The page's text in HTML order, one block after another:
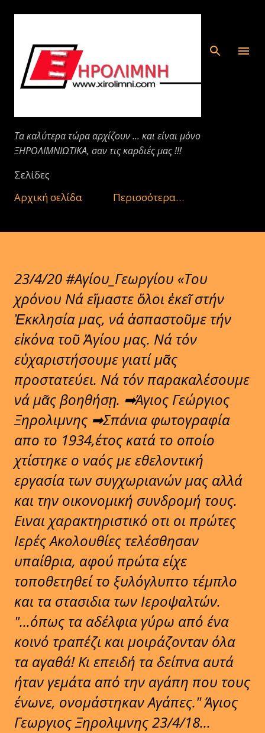
Μετάβαση στο κύριο περιεχόμενο
Τα καλύτερα τώρα αρχίζουν ... και είναι μόνο
ΞΗΡΟΛΙΜΝΙΩΤΙΚΑ, σαν τις καρδιές μας !!!
Σελίδες
Αρχική σελίδα
Περισσότερα…
23/4/20 #Αγίου_Γεωργίου «Του
χρόνου Νά εἴμαστε ὅλοι ἐκεῖ στήν
Ἐκκλησία μας, νά ἀσπαστοῦμε τήν
εἰκόνα τοῦ Ἁγίου μας. Νά τόν
εὐχαριστήσουμε γιατί μᾶς
προστατεύει. Νά τόν παρακαλέσουμε
νά μᾶς βοηθήσῃ. ➡Άγιος Γεώργιος
Ξηρολιμνης ➡Σπάνια φωτογραφία
απο το 1934,έτος κατά το οποίο
χτίστηκε ο ναός με εθελοντική
εργασία των συγχωριανών μας αλλά
και την οικονομική συνδρομή τους.
Ειναι χαρακτηριστικό οτι οι πρώτες
Ιερές Ακολουθίες τελέσθησαν
υπαίθρια, αφού πρώτα είχε
τοποθετηθεί το ξυλόγλυπτο τέμπλο
και τα στασιδια των Ιεροψαλτών.
"...όπως τα αδέλφια γύρω από ένα
κοινό τραπέζι και μοιράζονταν όλα
τα αγαθά! Κι επειδή τα δείπνα αυτά
ήταν γεμάτα από την αγάπη που τους
ένωνε, ονομάστηκαν Αγάπες." Άγιος
Γεωργιος Ξηρολιμνης 23/4/18...